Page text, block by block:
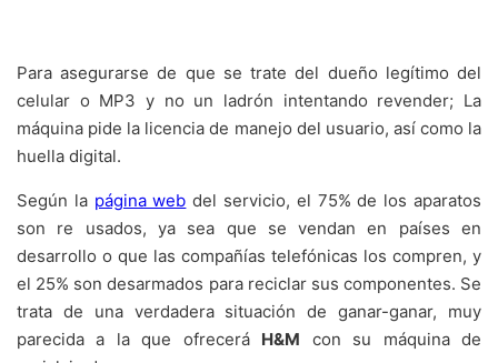
Para asegurarse de que se trate del dueño legítimo del
celular o MP3 y no un ladrón intentando revender; La
máquina pide la licencia de manejo del usuario, así como la
huella digital.
Según la página web del servicio, el 75% de los aparatos
son re usados, ya sea que se vendan en países en
desarrollo o que las compañías telefónicas los compren, y
el 25% son desarmados para reciclar sus componentes. Se
trata de una verdadera situación de ganar-ganar, muy
parecida a la que ofrecerá H&M con su máquina de